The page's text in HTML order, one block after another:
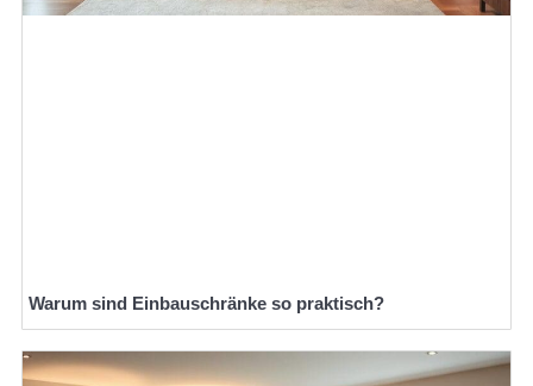
Warum sind Einbauschränke so praktisch?